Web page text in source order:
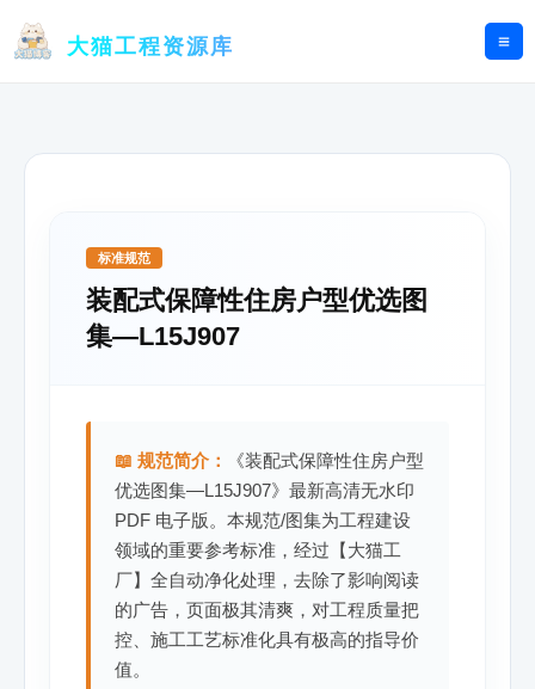
大猫工程资源库
标准规范
装配式保障性住房户型优选图
集—L15J907
📖 规范简介：
《装配式保障性住房户型
优选图集—L15J907》最新高清无水印
PDF 电子版。本规范/图集为工程建设
领域的重要参考标准，经过【大猫工
厂】全自动净化处理，去除了影响阅读
的广告，页面极其清爽，对工程质量把
控、施工工艺标准化具有极高的指导价
值。